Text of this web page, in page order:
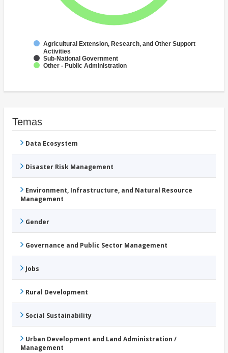
Agricultural Extension, Research, and Other Support
Activities
Sub-National Government
Other - Public Administration
Temas
Data Ecosystem
Disaster Risk Management
Environment, Infrastructure, and Natural Resource
Management
Gender
Governance and Public Sector Management
Jobs
Rural Development
Social Sustainability
Urban Development and Land Administration /
Management